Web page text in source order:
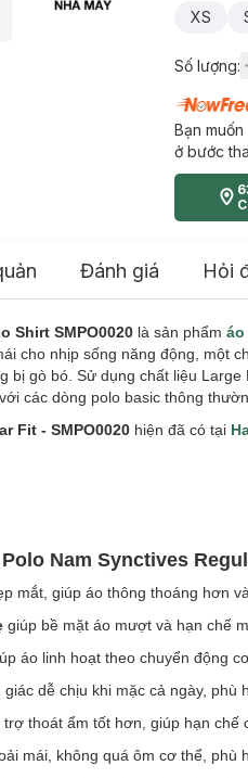
XS
Số lượng:
Bạn
ở bước
Đánh giá Hỏi
Shirt SMPO0020 là sản phẩm áo
cho nhịp sống năng động, một
bị gò bó. Sử dụng chất liệu
các dòng polo basic thông
Fit - SMPO0020 hiện đã có tại
Nam Synctives
mắt, giúp áo thông thoáng hơn
giúp bề mặt áo mượt và hạn chế
áo linh hoạt theo chuyển động
giác dễ chịu khi mặc cả ngày,
trợ thoát ẩm tốt hơn, giúp hạn chế
mái, không quá ôm cơ thể,